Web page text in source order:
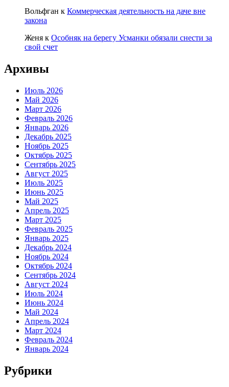
Вольфган к Коммерческая деятельность на даче вне
закона
Женя к Особняк на берегу Усманки обязали снести за
свой счет
Архивы
Июль 2026
Май 2026
Март 2026
Февраль 2026
Январь 2026
Декабрь 2025
Ноябрь 2025
Октябрь 2025
Сентябрь 2025
Август 2025
Июль 2025
Июнь 2025
Май 2025
Апрель 2025
Март 2025
Февраль 2025
Январь 2025
Декабрь 2024
Ноябрь 2024
Октябрь 2024
Сентябрь 2024
Август 2024
Июль 2024
Июнь 2024
Май 2024
Апрель 2024
Март 2024
Февраль 2024
Январь 2024
Рубрики